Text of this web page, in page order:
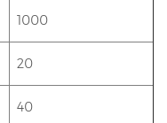
1000
20
40